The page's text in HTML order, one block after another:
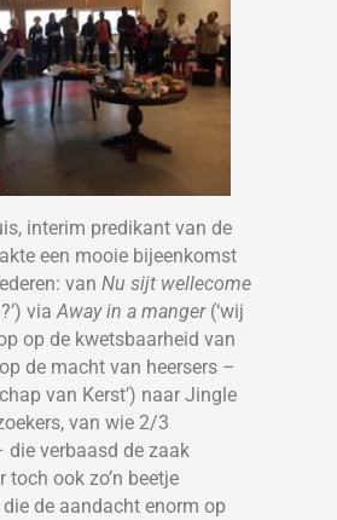
interim predikant van de
een mooie bijeenkomst
van Nu sijt wellecome
viaAway in a manger(‘wij
op de kwetsbaarheid van
de macht van heersers –
van Kerst’) naar Jingle
van wie 2/3
verbaasd de zaak
toch ook zo’n beetje
die de aandacht enorm op